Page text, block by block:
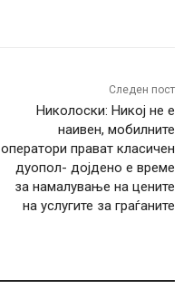
Следен пост
Николоски: Никој не е
наивен, мобилните
оператори прават класичен
дуопол- дојдено е време
за намалување на цените
на услугите за граѓаните